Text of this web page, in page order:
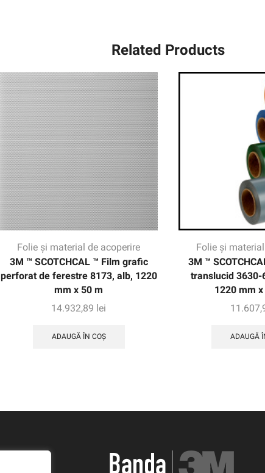
Related Products
Folie și material de acoperire
3M ™ SCOTCHCAL ™ Film grafic
perforat de ferestre 8173, alb, 1220
mm x 50 m
14.932,89 lei
ADAUGĂ ÎN COȘ
Folie și
3M ™
translucid 3630-
1220 mm
ADAUGĂ